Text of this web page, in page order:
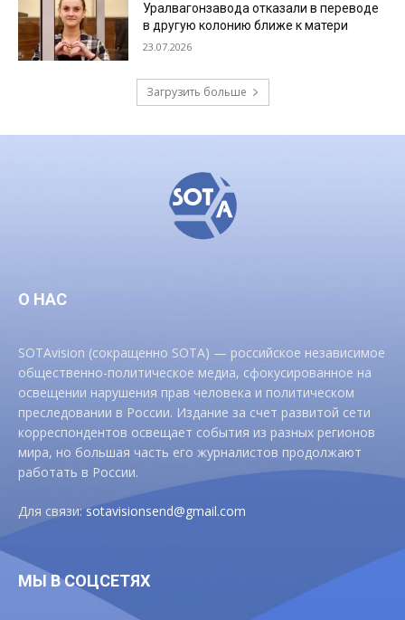
Уралвагонзавода отказали в переводе
в другую колонию ближе к матери
23.07.2026
Загрузить больше
О НАС
SOTAvision (сокращенно SOTA) — российское независимое
общественно-политическое медиа, сфокусированное на
освещении нарушения прав человека и политическом
преследовании в России. Издание за счет развитой сети
корреспондентов освещает события из разных регионов
мира, но большая часть его журналистов продолжают
работать в России.
Для связи:sotavisionsend@gmail.com
МЫ В СОЦСЕТЯХ